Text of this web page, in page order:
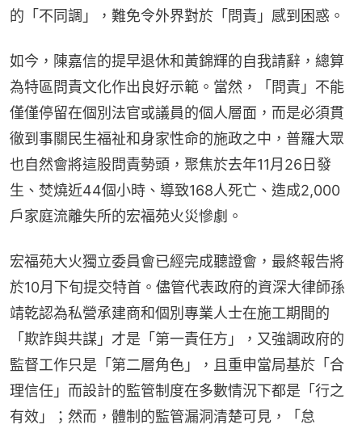
的「不同調」，難免令外界對於「問責」感到困惑。
如今，陳嘉信的提早退休和黃錦輝的自我請辭，總算
為特區問責文化作出良好示範。當然，「問責」不能
僅僅停留在個別法官或議員的個人層面，而是必須貫
徹到事關民生福祉和身家性命的施政之中，普羅大眾
也自然會將這股問責勢頭，聚焦於去年11月26日發
生、焚燒近44個小時、導致168人死亡、造成2,000
戶家庭流離失所的宏福苑火災慘劇。
宏福苑大火獨立委員會已經完成聽證會，最終報告將
於10月下旬提交特首。儘管代表政府的資深大律師孫
靖乾認為私營承建商和個別專業人士在施工期間的
「欺詐與共謀」才是「第一責任方」，又強調政府的
監督工作只是「第二層角色」，且重申當局基於「合
理信任」而設計的監管制度在多數情況下都是「行之
有效」；然而，體制的監管漏洞清楚可見，「怠